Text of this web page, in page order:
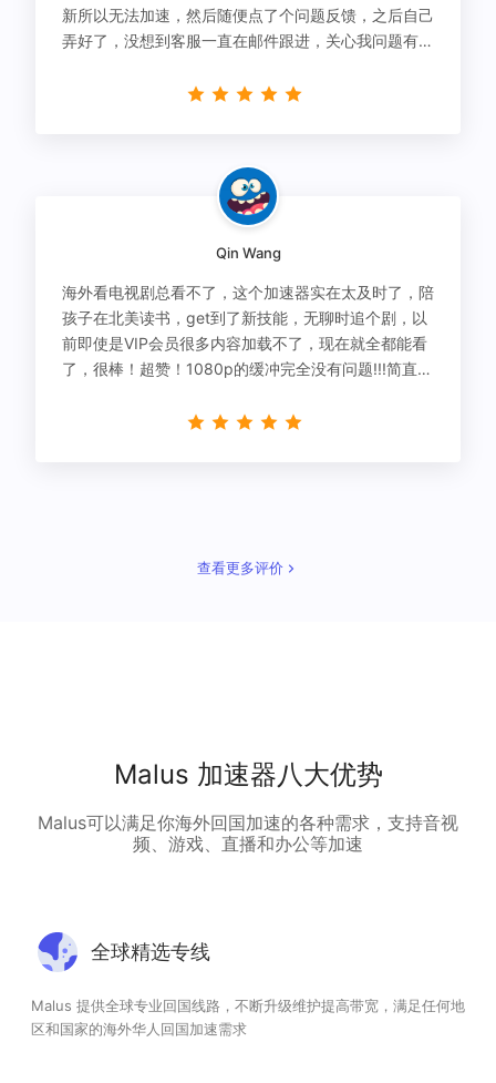
新所以无法加速，然后随便点了个问题反馈，之后自己
弄好了，没想到客服一直在邮件跟进，关心我问题有没
Qin Wang
海外看电视剧总看不了，这个加速器实在太及时了，陪
孩子在北美读书，get到了新技能，无聊时追个剧，以
前即使是VIP会员很多内容加载不了，现在就全都能看
了，很棒！超赞！1080p的缓冲完全没有问题!!!简直救
查看更多评价
Malus 加速器八大优势
Malus可以满足你海外回国加速的各种需求，支持音视
频、游戏、直播和办公等加速
全球精选专线
Malus 提供全球专业回国线路，不断升级维护提高带宽，满足任何地
区和国家的海外华人回国加速需求